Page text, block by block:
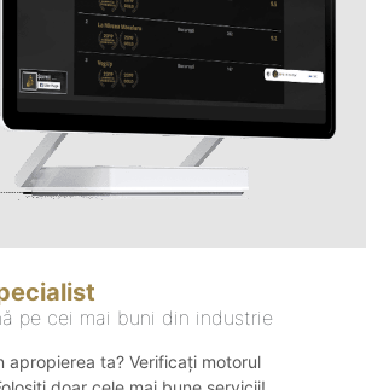
pe cei mai buni din industrie
apropierea ta? Verificați motorul